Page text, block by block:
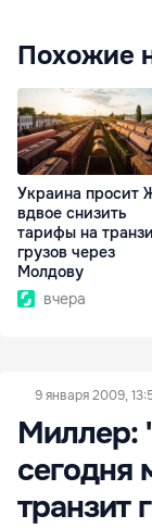
Похожие
Украина просит
вдвое снизить
тарифы на
грузов через
Молдову
вчера
9 января 2009,
Миллер:
сегодня
транзит